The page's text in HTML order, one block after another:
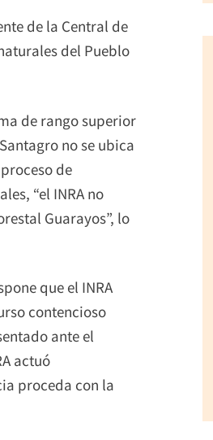
de la Central de
del Pueblo
de rango superior
no se ubica
de
“el INRA no
Guarayos”, lo
que el INRA
contencioso
ante el
actuó
proceda con la